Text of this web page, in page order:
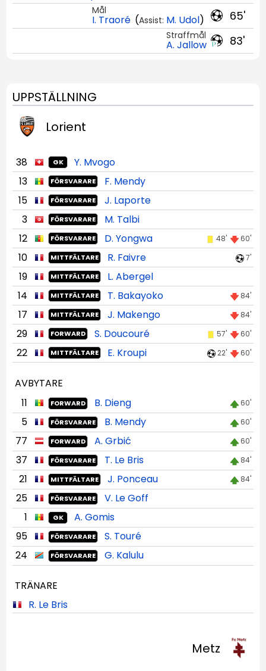
65'
Mål
I. Traoré (Assist: M. Udol)
83'
Straffmål
A. Jallow
UPPSTÄLLNING
Lorient
38 GK
Y. Mvogo
13
FÖRSVARARE
F. Mendy
15
FÖRSVARARE
J. Laporte
3
FÖRSVARARE
M. Talbi
12
FÖRSVARARE D. Yongwa 48' 60'
10 MITTFÄLTARE R. Faivre 7'
19 MITTFÄLTARE
L. Abergel
14
MITTFÄLTARE T. Bakayoko 84'
17 MITTFÄLTARE J. Makengo 84'
29 FORWARD S. Doucouré 57' 60'
22 MITTFÄLTARE E. Kroupi 22' 60'
AVBYTARE
11
FORWARD B. Dieng 60'
5 FÖRSVARARE B. Mendy 60'
77 FORWARD A. Grbić 60'
37 FÖRSVARARE T. Le Bris 84'
21 MITTFÄLTARE J. Ponceau 84'
25 FÖRSVARARE
V. Le Goff
1
GK
A. Gomis
95
FÖRSVARARE
S. Touré
24
FÖRSVARARE G. Kalulu
TRÄNARE
R. Le Bris
Metz